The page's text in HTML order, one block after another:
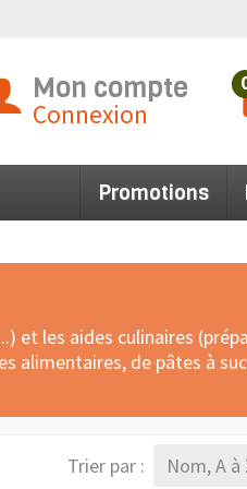
Mon compte
Connexion
Promotions
et les aides culinaires
alimentaires, de pâtes à
Trier par : Nom, A à